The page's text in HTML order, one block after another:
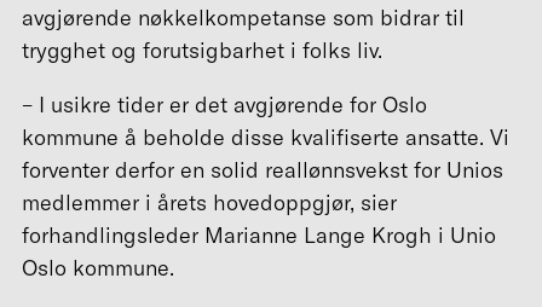
avgjørende nøkkelkompetanse som bidrar til
trygghet og forutsigbarhet i folks liv.
– I usikre tider er det avgjørende for Oslo
kommune å beholde disse kvalifiserte ansatte. Vi
forventer derfor en solid reallønnsvekst for Unios
medlemmer i årets hovedoppgjør, sier
forhandlingsleder Marianne Lange Krogh i Unio
Oslo kommune.